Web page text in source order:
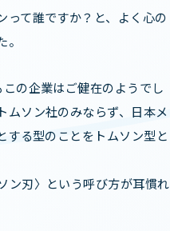
って誰ですか？と、よく心の
の企業はご健在のようでし
ムソン社のみならず、日本メ
る型のことをトムソン型と
ン刃〉という呼び方が耳慣れ